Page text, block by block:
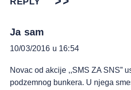
Ja sam
10/03/2016 u 16:54
Novac od akcije ,,SMS ZA SNS”
podzemnog bunkera. U njega